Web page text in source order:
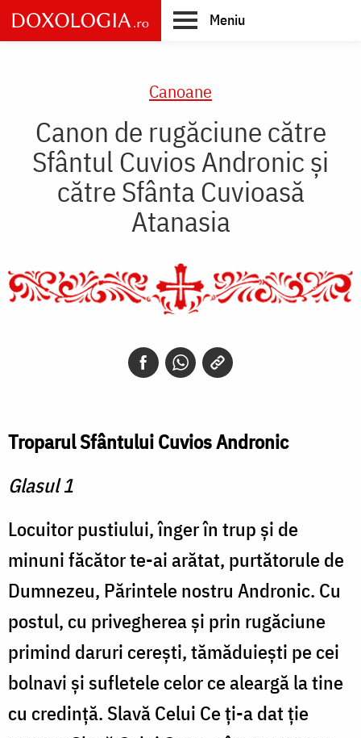
Skip
to
main
Meniu
Canoane
Canon de rugăciune către
Sfântul Cuvios Andronic şi
către Sfânta Cuvioasă
Atanasia
Troparul Sfântului Cuvios Andronic
Glasul 1
Locuitor pustiului, înger în trup şi de
minuni făcător te-ai arătat, purtătorule de
Dumnezeu, Părintele nostru Andronic. Cu
postul, cu privegherea şi prin rugăciune
primind daruri cereşti, tămăduieşti pe cei
bolnavi şi sufletele celor ce aleargă la tine
cu credinţă. Slavă Celui Ce ţi-a dat ţie